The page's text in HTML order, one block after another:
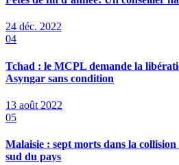
24 déc. 2022
04
Tchad : le MCPL demande la
Asyngar sans condition
13 août 2022
05
Malaisie : sept morts dans la
sud du pays